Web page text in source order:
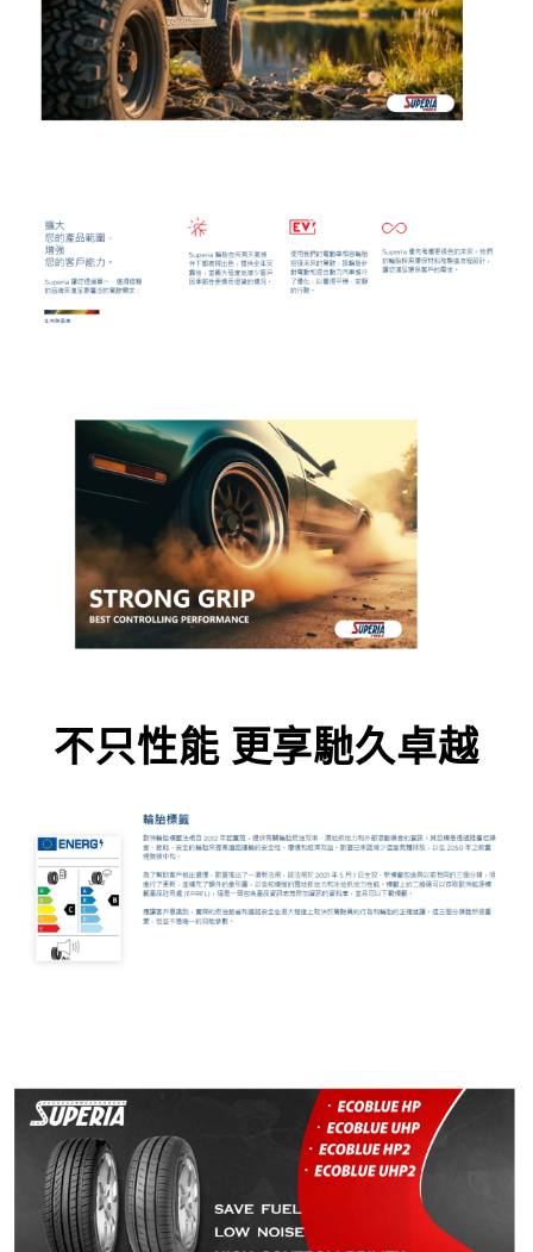
不只性能 更享馳久卓越